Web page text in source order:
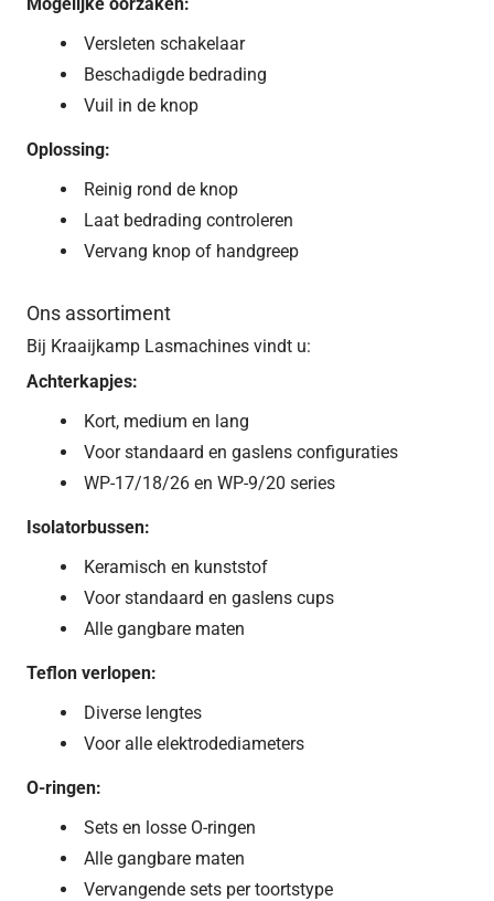
Versleten schakelaar
Beschadigde bedrading
Vuil in de knop
Oplossing:
Reinig rond de knop
Laat bedrading controleren
Vervang knop of handgreep
Ons assortiment
Bij Kraaijkamp Lasmachines vindt u:
Achterkapjes:
Kort, medium en lang
Voor standaard en gaslens configuraties
WP-17/18/26 en WP-9/20 series
Isolatorbussen:
Keramisch en kunststof
Voor standaard en gaslens cups
Alle gangbare maten
Teflon verlopen:
Diverse lengtes
Voor alle elektrodediameters
O-ringen:
Sets en losse O-ringen
Alle gangbare maten
Vervangende sets per toortstype